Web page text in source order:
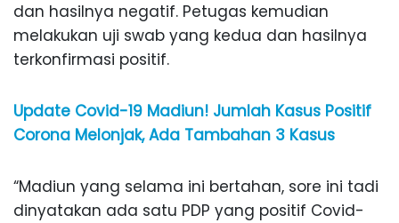
dan hasilnya negatif. Petugas kemudian
melakukan uji swab yang kedua dan hasilnya
terkonfirmasi positif.
Update Covid-19 Madiun! Jumlah Kasus Positif
Corona Melonjak, Ada Tambahan 3 Kasus
“Madiun yang selama ini bertahan, sore ini tadi
dinyatakan ada satu PDP yang positif Covid-